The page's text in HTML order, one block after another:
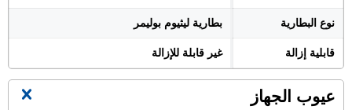
نوع البطارية بطارية ليثيوم بوليمر
قابلية إزالة غير قابلة للإزالة
عيوب الجهاز